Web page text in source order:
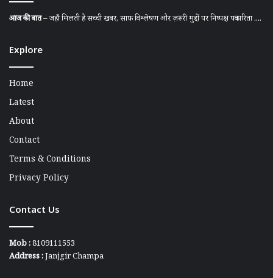
आज की बात– जहाँ मिलती है सच्ची खबर, साफ़ विश्लेषण और ज़रूरी मुद्दों पर निष्पक्ष पत्रकारिता ....
Explore
Home
Latest
About
Contact
Terms & Conditions
Privacy Policy
Contact Us
Mob :8109111553
Address :Janjgir Champa